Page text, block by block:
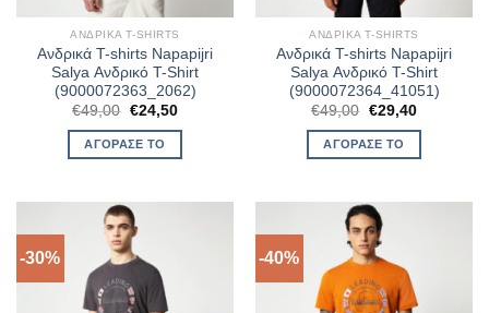
ΑΝΔΡΙΚΆ T-SHIRTS
Ανδρικά T-shirts Napapijri
Salya Ανδρικό T-Shirt
(9000072363_2062)
€49,00 Original
was:
€49,00.
€24,50Η
ΑΓΌΡΑΣΈ ΤΟ
ΑΝΔΡΙΚΆ T-SHIRTS
Ανδρικά T-shirts Napapijri
Salya Ανδρικό T-Shirt
(9000072364_41051)
€49,00 Original
was:
€49,00.
€29,40Η
ΑΓΌΡΑΣΈ ΤΟ
-30% -40%